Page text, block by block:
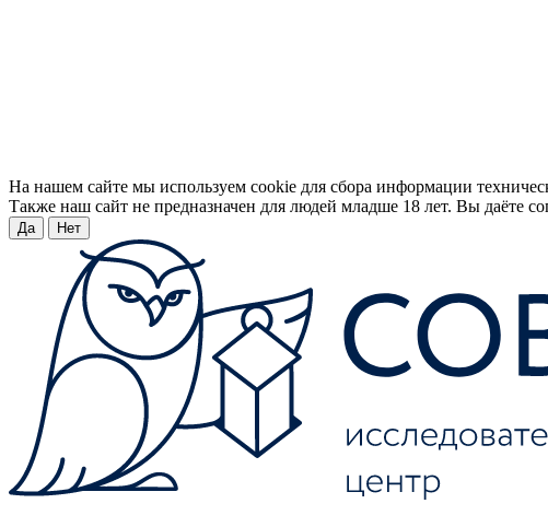
На нашем сайте мы используем cookie для сбора информации
Также наш сайт не предназначен для людей младше 18 лет. Вы даёте
Да Нет